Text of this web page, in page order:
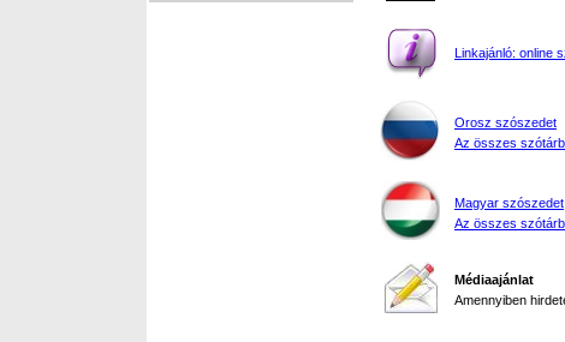
Linkajánló: online
Orosz szószedet
Az összes
Magyar szószedet
Az összes
Médiaajánlat
Amennyiben